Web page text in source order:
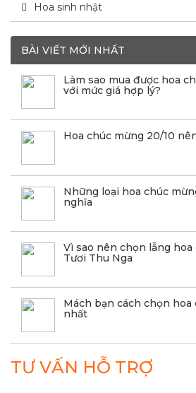
Hoa sinh nhật
BÀI VIẾT MỚI NHẤT
Làm sao mua được hoa
với mức giá hợp lý?
Hoa chúc mừng 20/10
Những loại hoa chúc
nghĩa
Vì sao nên chọn lẵng
Tươi Thu Nga
Mách bạn cách chọn
nhất
TƯ VẤN HỖ TRỢ